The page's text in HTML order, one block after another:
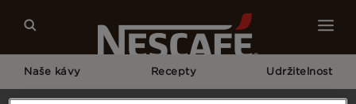
Naše kávy Recepty Udržitelnost